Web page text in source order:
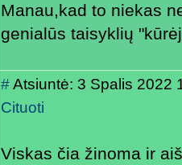
Manau,kad to niekas
genialūs taisyklių
#Atsiuntė: 3 Spalis 2022
Cituoti
Viskas čia žinoma ir